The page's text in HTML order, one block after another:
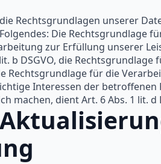
Rechtsgrundlagen unserer
Die Rechtsgrundlage
zur Erfüllung unserer
b DSGVO, die
Rechtsgrundlage für die
Interessen der
dient Art. 6 Abs. 1 lit. d